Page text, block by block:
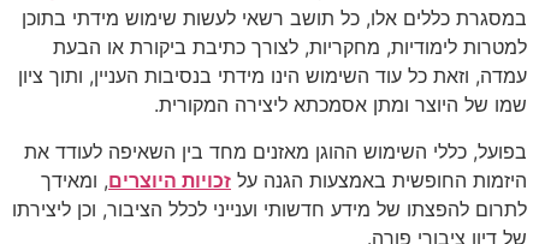
במסגרת כללים אלו, כל תושב רשאי לעשות שימוש מידתי בתוכן
למטרות לימודיות, מחקריות, לצורך כתיבת ביקורת או הבעת
עמדה, וזאת כל עוד השימוש הינו מידתי בנסיבות העניין, ותוך ציון
שמו של היוצר ומתן אסמכתא ליצירה המקורית.
בפועל, כללי השימוש ההוגן מאזנים מחד בין השאיפה לעודד את
היזמות החופשית באמצעות הגנה על זכויות היוצרים, ומאידך
לתרום להפצתו של מידע חדשותי וענייני לכלל הציבור, וכן ליצירתו
של דיון ציבורי פורה.